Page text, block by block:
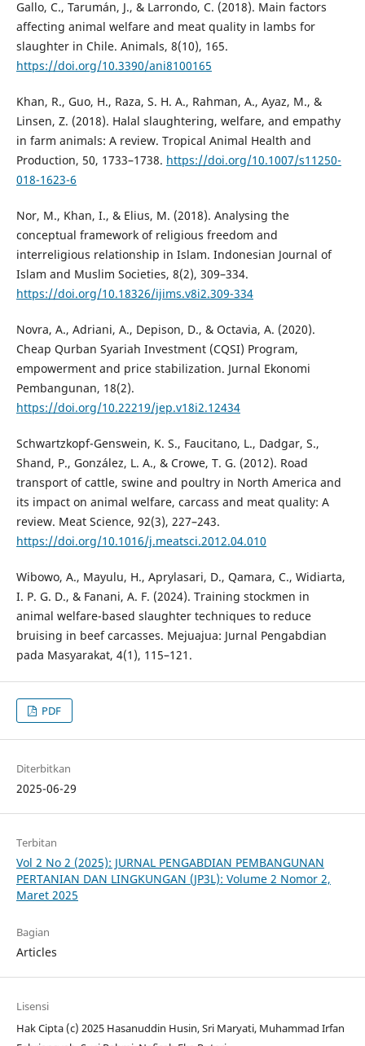
Gallo, C., Tarumán, J., & Larrondo, C. (2018). Main factors
affecting animal welfare and meat quality in lambs for
slaughter in Chile. Animals, 8(10), 165.
https://doi.org/10.3390/ani8100165
Khan, R., Guo, H., Raza, S. H. A., Rahman, A., Ayaz, M., &
Linsen, Z. (2018). Halal slaughtering, welfare, and empathy
in farm animals: A review. Tropical Animal Health and
Production, 50, 1733–1738. https://doi.org/10.1007/s11250-
018-1623-6
Nor, M., Khan, I., & Elius, M. (2018). Analysing the
conceptual framework of religious freedom and
interreligious relationship in Islam. Indonesian Journal of
Islam and Muslim Societies, 8(2), 309–334.
https://doi.org/10.18326/ijims.v8i2.309-334
Novra, A., Adriani, A., Depison, D., & Octavia, A. (2020).
Cheap Qurban Syariah Investment (CQSI) Program,
empowerment and price stabilization. Jurnal Ekonomi
Pembangunan, 18(2).
https://doi.org/10.22219/jep.v18i2.12434
Schwartzkopf-Genswein, K. S., Faucitano, L., Dadgar, S.,
Shand, P., González, L. A., & Crowe, T. G. (2012). Road
transport of cattle, swine and poultry in North America and
its impact on animal welfare, carcass and meat quality: A
review. Meat Science, 92(3), 227–243.
https://doi.org/10.1016/j.meatsci.2012.04.010
Wibowo, A., Mayulu, H., Aprylasari, D., Qamara, C., Widiarta,
I. P. G. D., & Fanani, A. F. (2024). Training stockmen in
animal welfare-based slaughter techniques to reduce
bruising in beef carcasses. Mejuajua: Jurnal Pengabdian
pada Masyarakat, 4(1), 115–121.
PDF
Diterbitkan
2025-06-29
Terbitan
Vol 2 No 2 (2025): JURNAL PENGABDIAN PEMBANGUNAN
PERTANIAN DAN LINGKUNGAN (JP3L): Volume 2 Nomor 2,
Maret 2025
Bagian
Articles
Lisensi
Hak Cipta (c) 2025 Hasanuddin Husin, Sri Maryati, Muhammad Irfan